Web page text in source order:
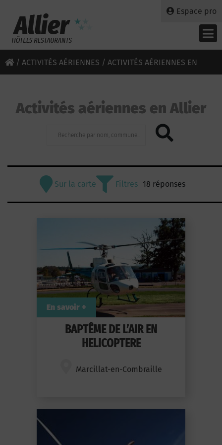
Espace pro
/ ACTIVITÉS AÉRIENNES / ACTIVITÉS AÉRIENNES EN
Activités aériennes en Allier
Sur la carte Filtres 18 réponses
BAPTÊME DE L’AIR EN
HELICOPTERE
Marcillat-en-Combraille
En savoir +